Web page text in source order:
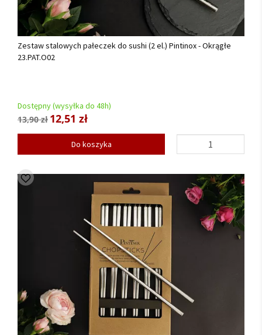
Zestaw stalowych pałeczek do sushi (2 el.) Pintinox - Okrągłe
23.PAT.O02
Dostępny (wysyłka do 48h)
13,90 zł 12,51 zł
Do koszyka